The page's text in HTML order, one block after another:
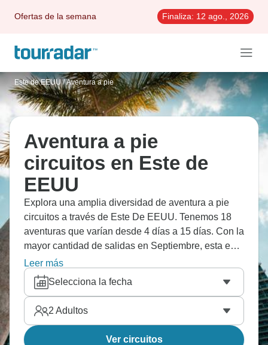
Ofertas de la semana Finaliza: 12 ago., 2026
Este de EEUU / Aventura a pie
Aventura a pie
circuitos en Este de
EEUU
Explora una amplia diversidad de aventura a pie
circuitos a través de Este De EEUU. Tenemos 18
aventuras que varían desde 4 días a 15 días. Con la
mayor cantidad de salidas en Septiembre, esta es
también la época más popular del año.
Leer más
Selecciona la fecha
2 Adultos
Ver circuitos